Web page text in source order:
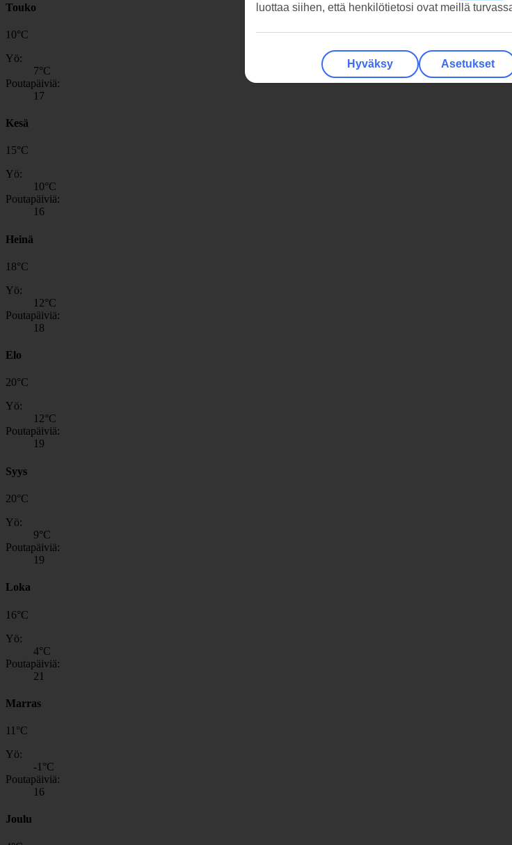
Touko
10°C
Yö:
7°C
Poutapäiviä:
17
Kesä
15°C
Yö:
10°C
Poutapäiviä:
16
Heinä
18°C
Yö:
12°C
Poutapäiviä:
18
Elo
20°C
Yö:
12°C
Poutapäiviä:
19
Syys
20°C
Yö:
9°C
Poutapäiviä:
19
Loka
16°C
Yö:
4°C
Poutapäiviä:
21
Marras
11 °C
Yö:
-1 °C
Poutapäiviä:
16
Joulu
luottaa siihen, että henkilötietosi ovat meillä
Hyväksy Asetukset